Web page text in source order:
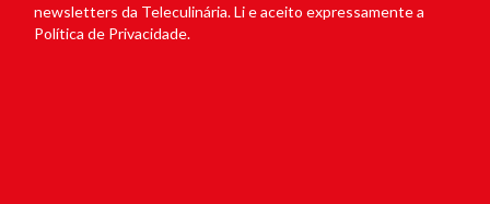
newsletters da Teleculinária. Li e aceito expressamente a
Política de Privacidade.